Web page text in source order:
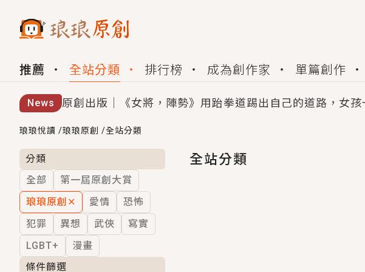
推薦 全站分類 排行榜 成為創作家 單篇創作
News 原創出版｜《女將，陣勢》用跆拳道踢出自己的道路，女孩
創,作家招募｜華文小說創作首選！有機會獲得豐富廣宣資
小編心動書單｜《離婚你提的，二婚嫁大佬，你哭什麼？
GL｜《夏日與檸檬與重疊世界》炎熱的夏日、檸檬的香氣
BL｜《費洛蒙中毒》救命！特殊費洛蒙體質世界觀，無法
OMG你嚇到我了｜《陰陽鬼店》上班族買了房子模型，但
言情｜《國語推行員》每個人心中都有一個連自己也無法
琅琅悅讀 /琅琅原創 /全站分類
分類
全部
第一屆原創大賞
琅琅原創 ✕ 愛情
恐怖
犯罪
異想 武俠
寫實
LGBT+
漫畫
條件篩選
全站分類